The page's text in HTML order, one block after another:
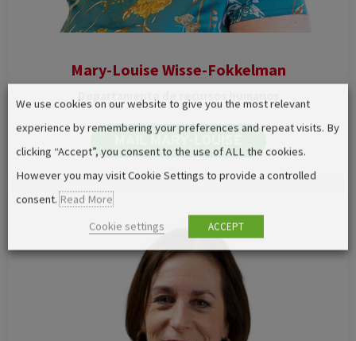
Mary-Louise Wisse-Fokkelman
We use cookies on our website to give you the most relevant
experience by remembering your preferences and repeat visits. By
clicking “Accept”, you consent to the use of ALL the cookies.
However you may visit Cookie Settings to provide a controlled
consent. Read More
Cookie settings
ACCEPT